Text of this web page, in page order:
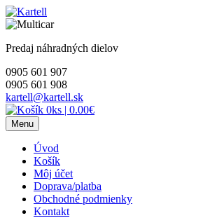
Skip
to
Predaj náhradných dielov
0905 601 907
0905 601 908
kartell@kartell.sk
0ks | 0.00€
Menu
Úvod
Košík
Môj účet
Doprava/platba
Obchodné podmienky
Kontakt